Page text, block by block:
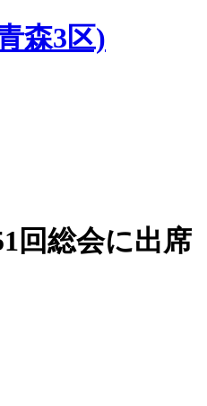
森3区)
回総会に出席